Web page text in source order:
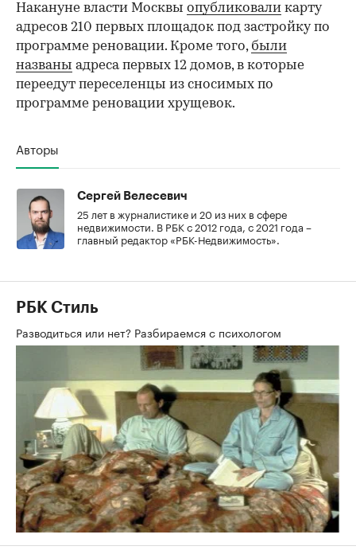
Накануне власти Москвы опубликовали карту
адресов 210 первых площадок под застройку по
программе реновации. Кроме того, были
названы адреса первых 12 домов, в которые
переедут переселенцы из сносимых по
программе реновации хрущевок.
Авторы
Сергей Велесевич
25 лет в журналистике и 20 из них в сфере
недвижимости. В РБК с 2012 года, с 2021 года –
главный редактор «РБК-Недвижимость».
РБК Стиль
Разводиться или нет? Разбираемся с психологом